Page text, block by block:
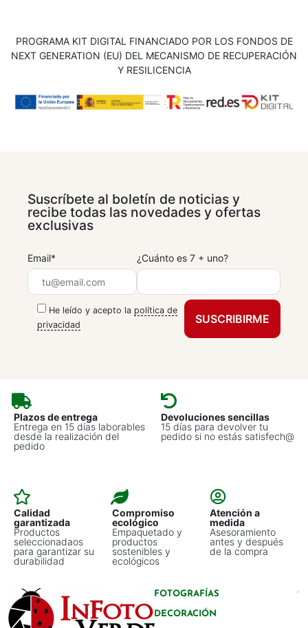
PROGRAMA KIT DIGITAL FINANCIADO POR LOS FONDOS DE
NEXT GENERATION (EU) DEL MECANISMO DE RECUPERACIÓN
Y RESILICENCIA
Suscríbete al boletín de noticias y
recibe todas las novedades y ofertas
exclusivas
Email* ¿Cuánto es 7 + uno?
He leído y acepto la política de
privacidad
Plazos de entrega
Entrega en 15 días laborables
desde la realización del
pedido
Devoluciones sencillas
15 días para devolver tu
pedido si no estás satisfech@
Calidad
garantizada
Productos
seleccionadaos
para garantizar su
durabilidad
Compromiso
ecológico
Empaquetado y
productos
sostenibles y
ecológicos
Atención a
medida
Asesoramiento
antes y después
de la compra
FOTOGRAFÍAS
DECORACIÓN